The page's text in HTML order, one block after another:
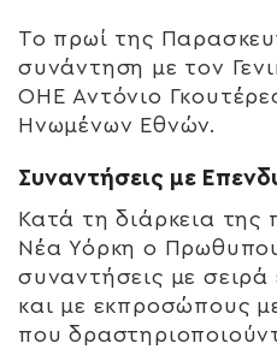
Το πρωί της
συνάντηση με τον
ΟΗΕ Αντόνιο
Ηνωμένων Εθνών.
Συναντήσεις με
Κατά τη διάρκεια
Νέα Υόρκη ο
συναντήσεις με
και με εκπροσώπους
που